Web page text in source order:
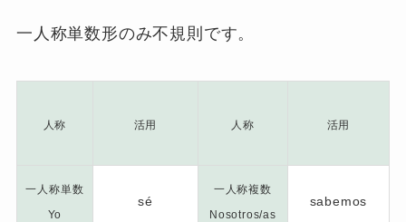
一人称単数形のみ不規則です。
人称 活用 人称 活用
一人称単数
Yo
sé
一人称複数
Nosotros/as
sabemos